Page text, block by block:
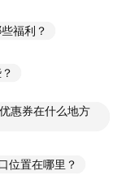
福利？
惠券在什么地方
位置在哪里？